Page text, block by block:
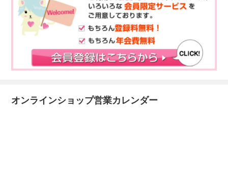
オンラインショップ営業カレンダー